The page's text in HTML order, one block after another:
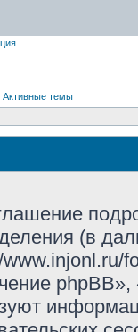
Активные темы
(в
www.injonl.ru/